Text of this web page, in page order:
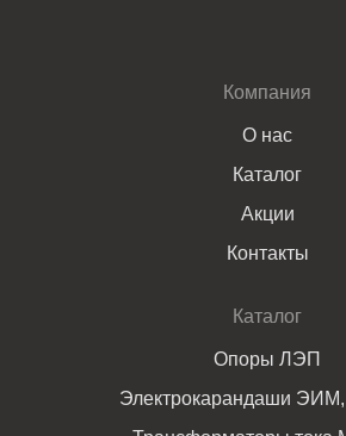
Компания
О нас
Каталог
Акции
Контакты
Каталог
Опоры ЛЭП
Электрокарандаши